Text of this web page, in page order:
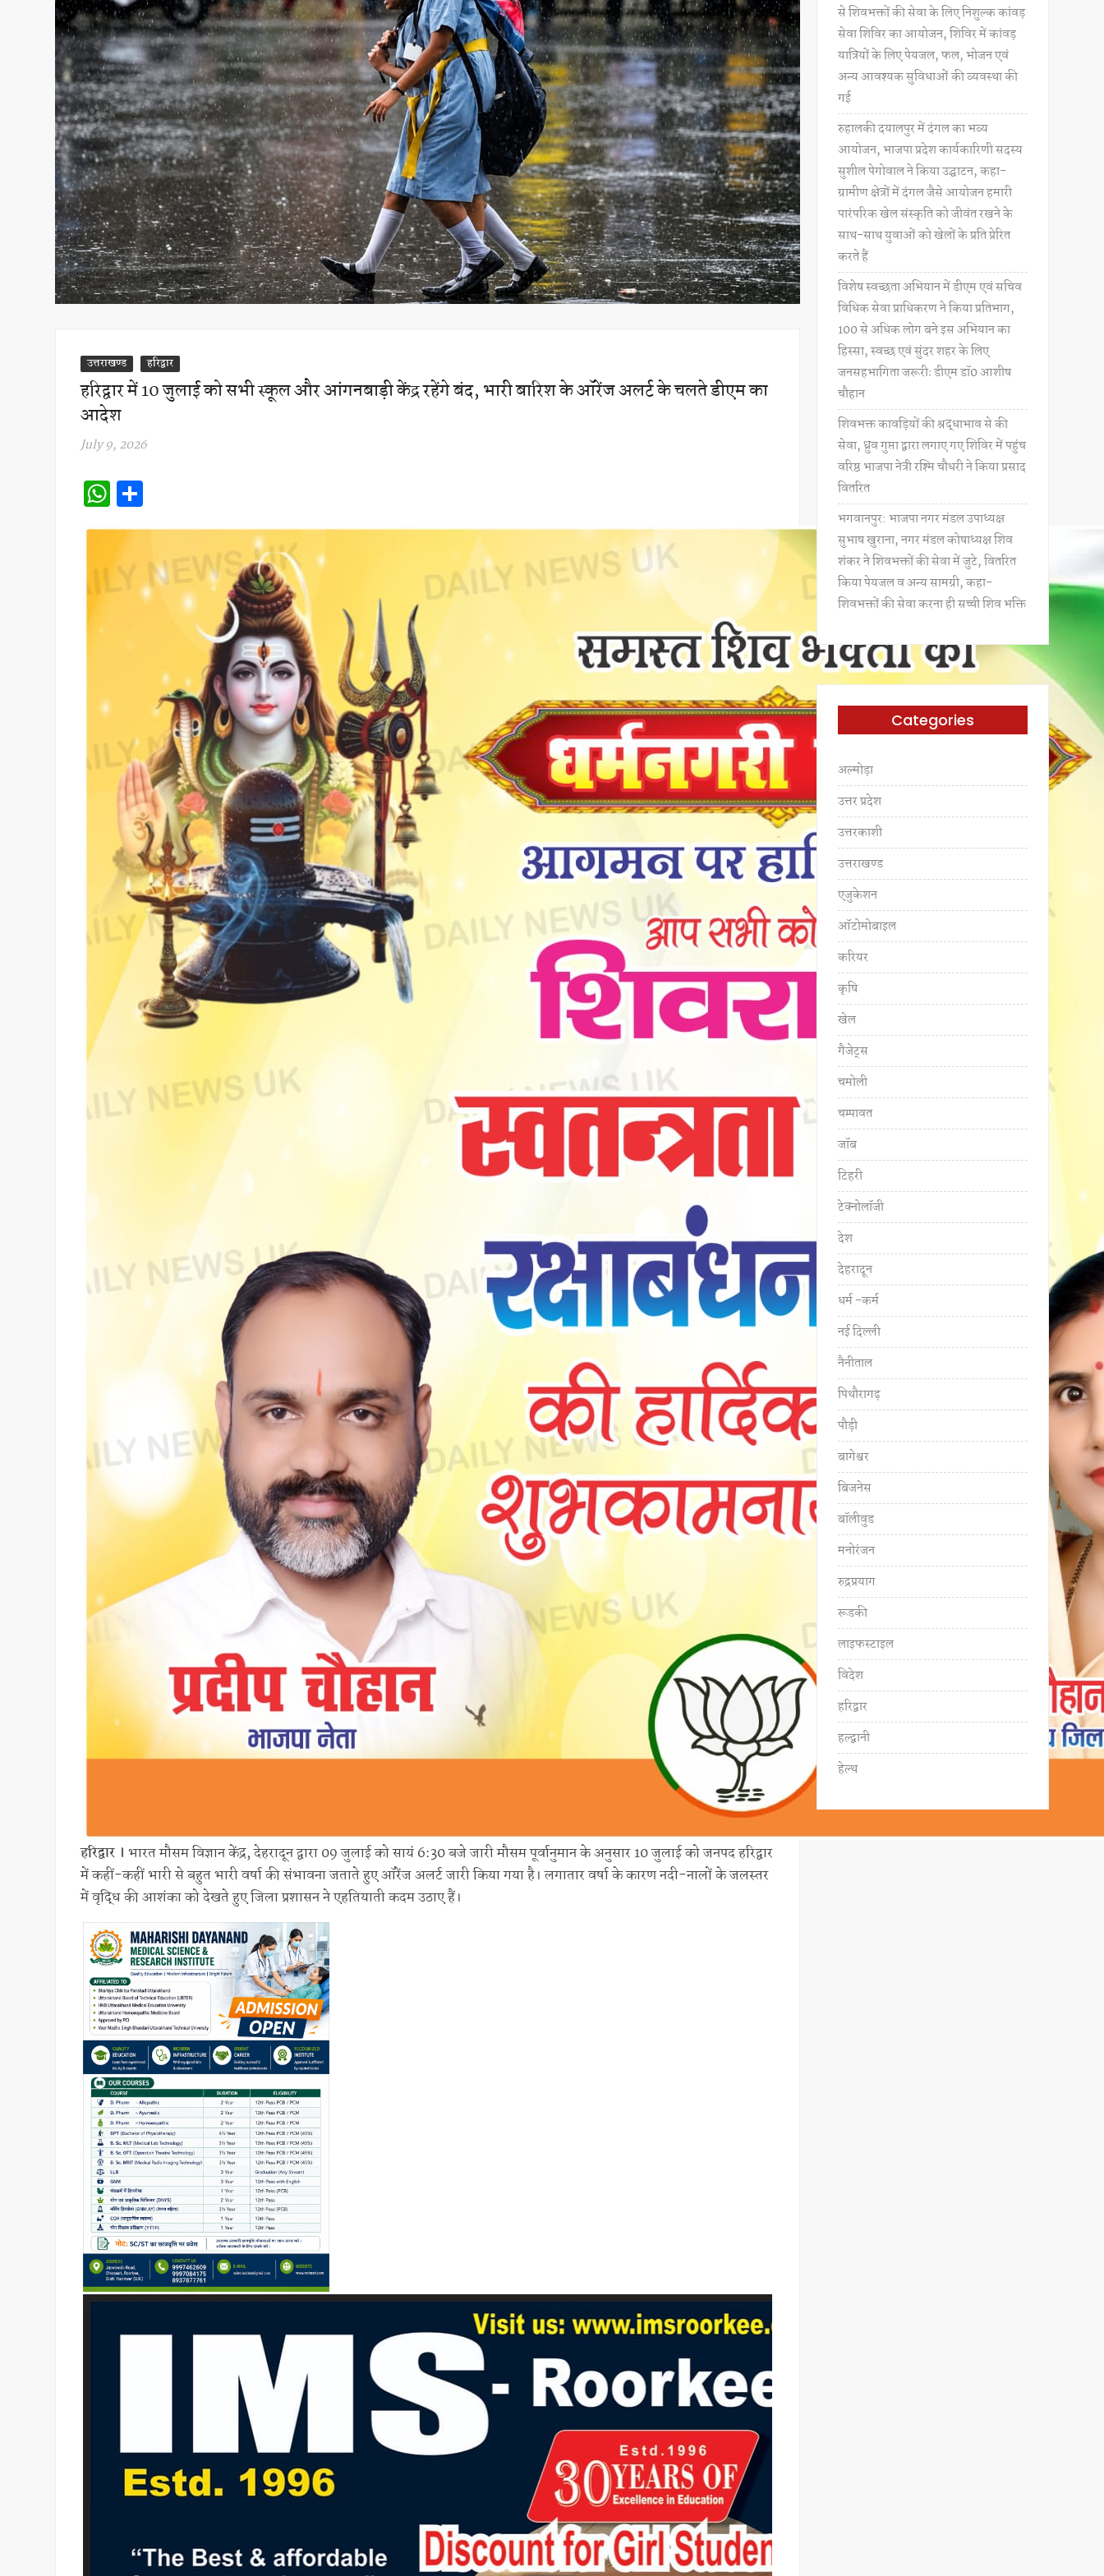
उत्तराखण्ड हरिद्वार
हरिद्वार में 10 जुलाई को सभी स्कूल और आंगनबाड़ी केंद्र रहेंगे बंद, भारी बारिश के ऑरेंज अलर्ट के चलते डीएम का
आदेश
July 9, 2026
W
h
at
s
A
h
e
हरिद्वार । भारत मौसम विज्ञान केंद्र, देहरादून द्वारा 09 जुलाई को सायं 6:30 बजे जारी मौसम पूर्वानुमान के अनुसार 10 जुलाई को जनपद हरिद्वार
में कहीं-कहीं भारी से बहुत भारी वर्षा की संभावना जताते हुए ऑरेंज अलर्ट जारी किया गया है। लगातार वर्षा के कारण नदी-नालों के जलस्तर
में वृद्धि की आशंका को देखते हुए जिला प्रशासन ने एहतियाती कदम उठाए हैं।
से शिवभक्तों की सेवा के लिए निशुल्क कांवड़
सेवा शिविर का आयोजन, शिविर में कांवड़
यात्रियों के लिए पेयजल, फल, भोजन एवं
अन्य आवश्यक सुविधाओं की व्यवस्था की
गई
रुहालकी दयालपुर में दंगल का भव्य
आयोजन, भाजपा प्रदेश कार्यकारिणी सदस्य
सुशील पेगोवाल ने किया उद्घाटन, कहा-
ग्रामीण क्षेत्रों में दंगल जैसे आयोजन हमारी
पारंपरिक खेल संस्कृति को जीवंत रखने के
साथ-साथ युवाओं को खेलों के प्रति प्रेरित
करते हैं
विशेष स्वच्छता अभियान में डीएम एवं सचिव
विधिक सेवा प्राधिकरण ने किया प्रतिभाग,
100 से अधिक लोग बने इस अभियान का
हिस्सा, स्वच्छ एवं सुंदर शहर के लिए
जनसहभागिता जरूरीः डीएम डॉ0 आशीष
चौहान
शिवभक्त कावड़ियों की श्रद्धाभाव से की
सेवा, ध्रुव गुप्ता द्वारा लगाए गए शिविर में पहुंच
वरिष्ठ भाजपा नेत्री रश्मि चौधरी ने किया प्रसाद
वितरित
भगवानपुर: भाजपा नगर मंडल उपाध्यक्ष
सुभाष खुराना, नगर मंडल कोषाध्यक्ष शिव
शंकर ने शिवभक्तों की सेवा में जुटे, वितरित
किया पेयजल व अन्य सामग्री, कहा-
शिवभक्तों की सेवा करना ही सच्ची शिव भक्ति
Categories
अल्मोड़ा
उत्तर प्रदेश
उत्तरकाशी
उत्तराखण्ड
एजुकेशन
ऑटोमोबाइल
करियर
कृषि
खेल
गैजेट्स
चमोली
चम्पावत
जॉब
टिहरी
टेक्नोलॉजी
देश
देहरादून
धर्म -कर्म
नई दिल्ली
नैनीताल
पिथौरागढ़
पौड़ी
बागेश्वर
बिजनेस
बॉलीवुड
मनोरंजन
रुद्रप्रयाग
रूडकी
लाइफस्टाइल
विदेश
हरिद्वार
हल्द्वानी
हेल्थ